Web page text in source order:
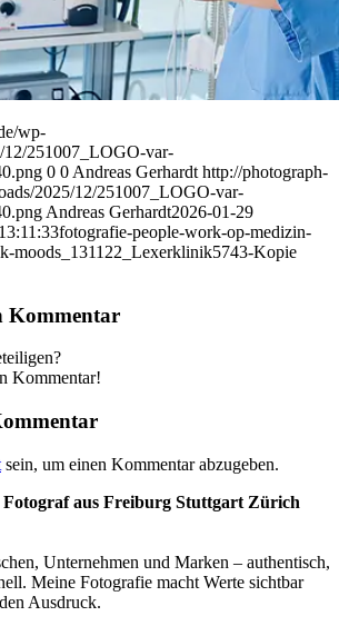
wp-
12/251007_LOGO-var-
0 0 Andreas Gerhardt http://photograph-
2025/12/251007_LOGO-var-
Andreas Gerhardt2026-01-29
fotografie-people-work-op-medizin-
moods_131122_Lexerklinik5743-Kopie
Kommentar
Kommentar!
sein, um einen Kommentar abzugeben.
aus Freiburg Stuttgart Zürich
Unternehmen und Marken – authentisch,
Meine Fotografie macht Werte sichtbar
Ausdruck.